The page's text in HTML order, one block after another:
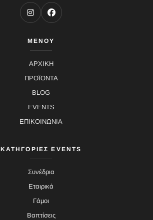
ΜΕΝΟΥ
ΑΡΧΙΚΗ
ΠΡΟΪΟΝΤΑ
BLOG
EVENTS
ΕΠΙΚΟΙΝΩΝΙΑ
ΚΑΤΗΓΟΡΙΕΣ EVENTS
Συνέδρια
Εταιρικά
Γάμοι
Βαπτίσεις